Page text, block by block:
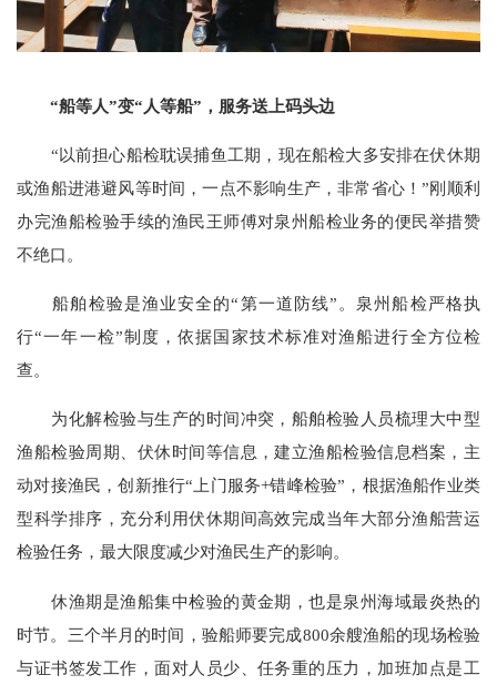
“船等人”变“人等船”，服务送上码头边
“以前担心船检耽误捕鱼工期，现在船检大多安排在伏休期
或渔船进港避风等时间，一点不影响生产，非常省心！”刚顺利
办完渔船检验手续的渔民王师傅对泉州船检业务的便民举措赞
不绝口。
船舶检验是渔业安全的“第一道防线”。泉州船检严格执
行“一年一检”制度，依据国家技术标准对渔船进行全方位检
查。
为化解检验与生产的时间冲突，船舶检验人员梳理大中型
渔船检验周期、伏休时间等信息，建立渔船检验信息档案，主
动对接渔民，创新推行“上门服务+错峰检验”，根据渔船作业类
型科学排序，充分利用伏休期间高效完成当年大部分渔船营运
检验任务，最大限度减少对渔民生产的影响。
休渔期是渔船集中检验的黄金期，也是泉州海域最炎热的
时节。三个半月的时间，验船师要完成800余艘渔船的现场检验
与证书签发工作，面对人员少、任务重的压力，加班加点是工